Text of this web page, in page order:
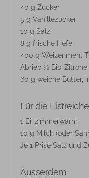
40 g Zucker
5 g Vanillezucker
10 g Salz
8 g frische Hefe
400 g Weizenmehl
Abrieb ½ Bio-Zitrone
60 g weiche Butter,
Für die Eistreiche
1 Ei, zimmerwarm
10 g Milch (oder
Je 1 Prise Salz und
Ausserdem